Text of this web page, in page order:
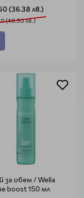
(36.38 лв.)
(48.50 лв.)
за обем / Wella
boost 150 мл